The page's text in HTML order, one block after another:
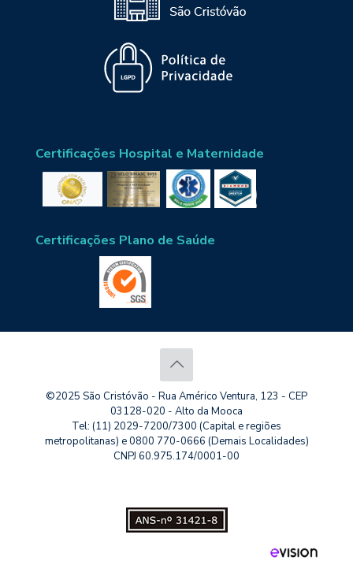
Certificações Hospital e Maternidade
Certificações Plano de Saúde
©2025 São Cristóvão - Rua Américo Ventura, 123 - CEP
03128-020 - Alto da Mooca
Tel: (11) 2029-7200/7300 (Capital e regiões
metropolitanas) e 0800 770-0666 (Demais Localidades)
CNPJ 60.975.174/0001-00